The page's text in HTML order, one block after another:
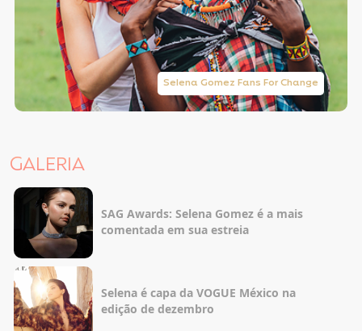
Selena Gomez Fans For Change
GALERIA
SAG Awards: Selena Gomez é a mais
comentada em sua estreia
Selena é capa da VOGUE México na
edição de dezembro